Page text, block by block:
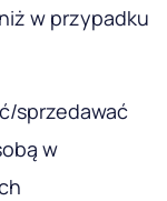
w przypadku
sprzedawać
w